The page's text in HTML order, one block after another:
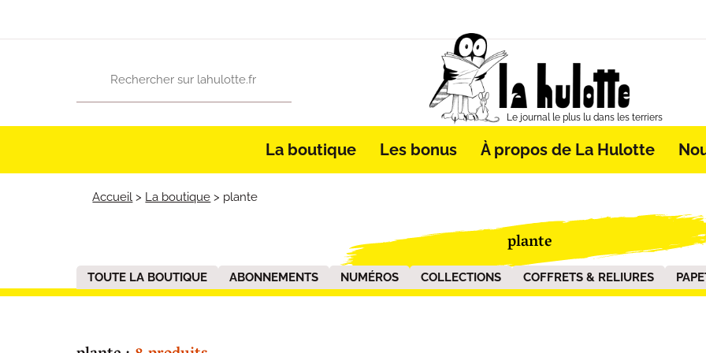
Le journal le plus lu dans les terriers
La boutique Les bonus À propos de La Hulotte
Accueil > La boutique > plante
plante
TOUTE LA BOUTIQUE ABONNEMENTS NUMÉROS COLLECTIONS COFFRETS & RELIURES